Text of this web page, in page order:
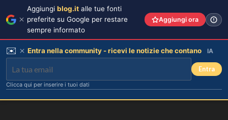
Aggiungi blog.it alle tue fonti
preferite su Google per restare
sempre informato
Aggiungi ora
✉️ Entra nella community - ricevi le notizie che contano IA
Entra
Clicca qui per inserire i tuoi dati